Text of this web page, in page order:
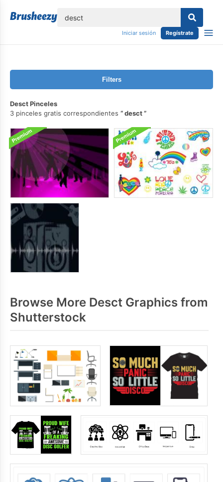
Iniciar sesión Regístrate
Filters
Desct Pinceles
3 pinceles gratis correspondientes
desct
Browse More Desct Graphics from
Shutterstock